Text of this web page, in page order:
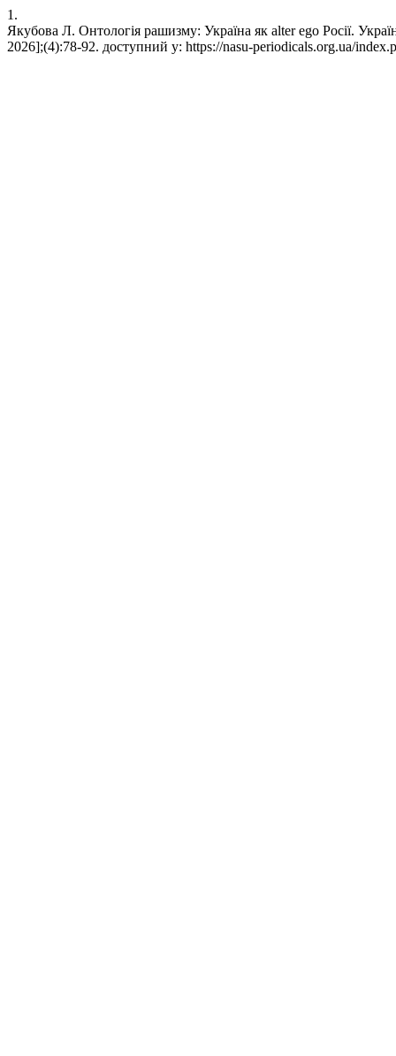
1.
Якубова Л. Онтологія рашизму: Україна як alter ego Росії.
2026];(4):78-92. доступний у: https://nasu-periodicals.org.ua/